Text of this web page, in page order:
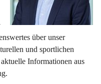
über unser
und sportlichen
Informationen aus